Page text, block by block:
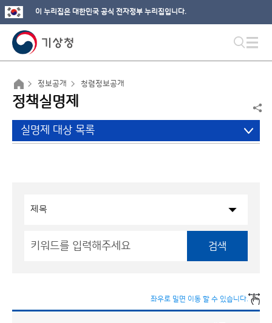
이 누리집은 대한민국 공식 전자정부 누리집입니다.
정보공개 청렴정보공개
정책실명제
실명제 대상 목록
검색
좌우로 밀면 이동 할 수 있습니다.